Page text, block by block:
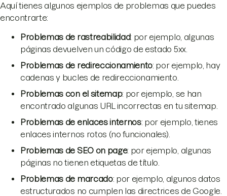
Aquí tienes algunos ejemplos de problemas que puedes
encontrarte:
Problemas de rastreabilidad: por ejemplo, algunas
páginas devuelven un código de estado 5xx.
Problemas de redireccionamiento: por ejemplo, hay
cadenas y bucles de redireccionamiento.
Problemas con el sitemap: por ejemplo, se han
encontrado algunas URL incorrectas en tu sitemap.
Problemas de enlaces internos: por ejemplo, tienes
enlaces internos rotos (no funcionales).
Problemas de SEO on page: por ejemplo, algunas
páginas no tienen etiquetas de título.
Problemas de marcado: por ejemplo, algunos datos
estructurados no cumplen las directrices de Google.